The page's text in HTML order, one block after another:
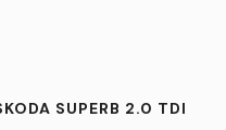
SUPERB 2.0 TDI